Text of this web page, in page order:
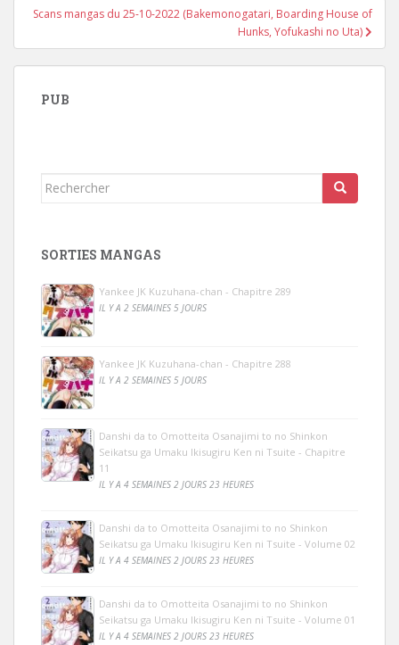
Scans mangas du 25-10-2022 (Bakemonogatari, Boarding House of
Hunks, Yofukashi no Uta)
PUB
Rechercher...
SORTIES MANGAS
Yankee JK Kuzuhana-chan - Chapitre 289
IL Y A 2 SEMAINES 5 JOURS
Yankee JK Kuzuhana-chan - Chapitre 288
IL Y A 2 SEMAINES 5 JOURS
Danshi da to Omotteita Osanajimi to no Shinkon
Seikatsu ga Umaku Ikisugiru Ken ni Tsuite - Chapitre
11
IL Y A 4 SEMAINES 2 JOURS 23 HEURES
Danshi da to Omotteita Osanajimi to no Shinkon
Seikatsu ga Umaku Ikisugiru Ken ni Tsuite - Volume 02
IL Y A 4 SEMAINES 2 JOURS 23 HEURES
Danshi da to Omotteita Osanajimi to no Shinkon
Seikatsu ga Umaku Ikisugiru Ken ni Tsuite - Volume 01
IL Y A 4 SEMAINES 2 JOURS 23 HEURES